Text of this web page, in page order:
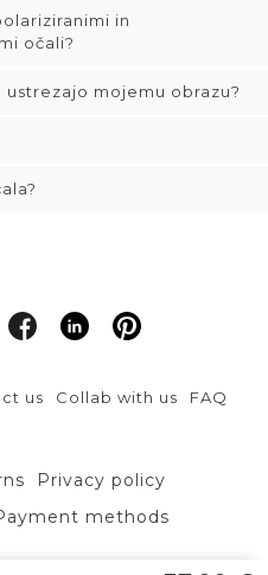
in
očali?
mojemu obrazu?
us Collab with us FAQ
Privacy policy
methods